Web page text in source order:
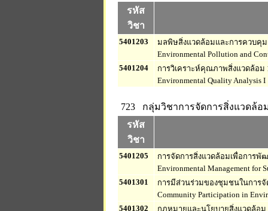
รหัส
วิชา
5401203
มลพิษสิ่งแวดล้อมและการควบคุม
Environmental Pollution and
5401204
การวิเคราะห์คุณภาพสิ่งแวดล้อม
Environmental Quality Analysis I
723 กลุ่มวิชาการจัดการสิ่งแวดล้อ
รหัส
วิชา
5401205
การจัดการสิ่งแวดล้อมเพื่อการพั
Environmental Management for
5401301
การมีส่วนร่วมของชุมชนในการจั
Community Participation in
5401302
กฎหมายและนโยบายสิ่งแวดล้อม